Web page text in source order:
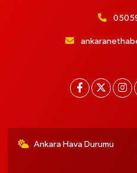
Ankara Hava Durumu